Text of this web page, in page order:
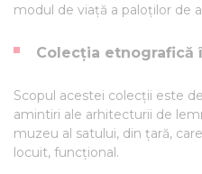
modul de viață a paloților de
Colecția etnografică
Scopul acestei colecții este
amintiri ale arhitecturii de
muzeu al satului, din țară,
locuit, funcțional.